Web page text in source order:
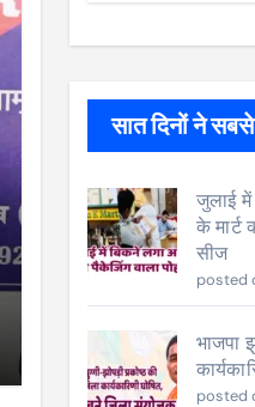
सात दिनों ने
जुलाई
के मार्ट
सीज
posted
भाजपा
posted